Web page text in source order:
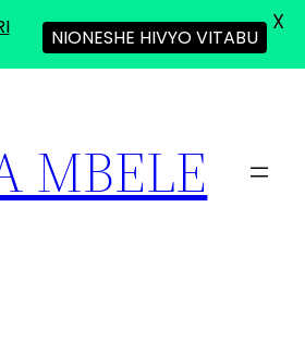
MBELE
NIONESHE HIVYO VITABU
X